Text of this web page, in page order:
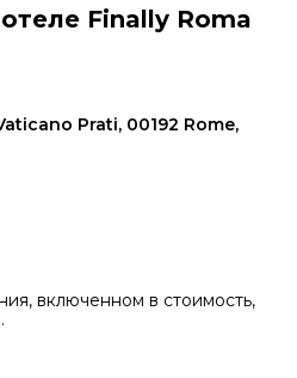
Finally Roma
Prati, 00192 Rome,
включенном в стоимость,